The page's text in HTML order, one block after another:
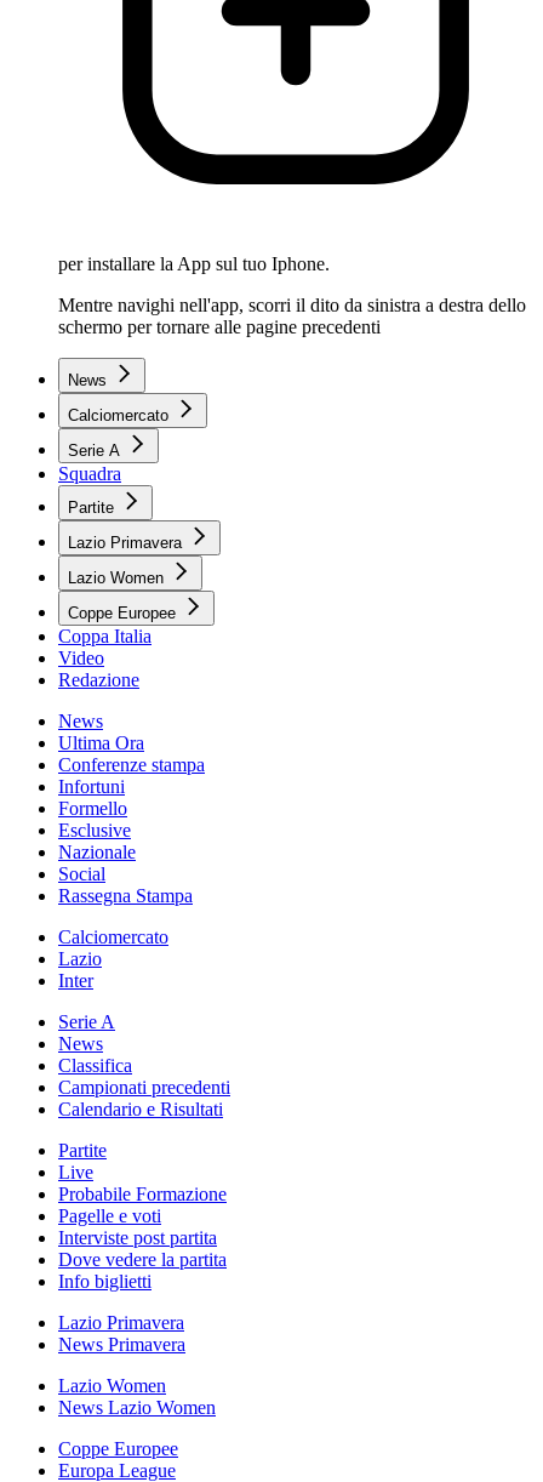
per installare la App sul tuo Iphone.
Mentre navighi nell'app, scorri il dito da sinistra a destra dello
schermo per tornare alle pagine precedenti
News
Calciomercato
Serie A
Squadra
Partite
Lazio Primavera
Lazio Women
Coppe Europee
Coppa Italia
Video
Redazione
News
Ultima Ora
Conferenze stampa
Infortuni
Formello
Esclusive
Nazionale
Social
Rassegna Stampa
Calciomercato
Lazio
Inter
Serie A
News
Classifica
Campionati precedenti
Calendario e Risultati
Partite
Live
Probabile Formazione
Pagelle e voti
Interviste post partita
Dove vedere la partita
Info biglietti
Lazio Primavera
News Primavera
Lazio Women
News Lazio Women
Coppe Europee
Europa League